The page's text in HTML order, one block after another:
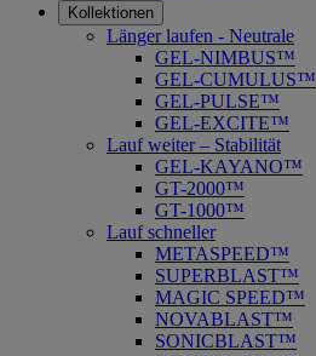
Kollektionen
Länger laufen - Neutrale
GEL-NIMBUS™
GEL-CUMULUS™
GEL-PULSE™
GEL-EXCITE™
Lauf weiter – Stabilität
GEL-KAYANO™
GT-2000™
GT-1000™
Lauf schneller
METASPEED™
SUPERBLAST™
MAGIC SPEED™
NOVABLAST™
SONICBLAST™